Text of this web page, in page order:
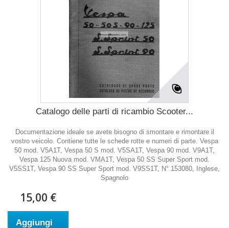
Catalogo delle parti di ricambio Scooter...
Documentazione ideale se avete bisogno di smontare e rimontare il
vostro veicolo. Contiene tutte le schede rotte e numeri di parte. Vespa
50 mod. V5A1T, Vespa 50 S mod. V5SA1T, Vespa 90 mod. V9A1T,
Vespa 125 Nuova mod. VMA1T, Vespa 50 SS Super Sport mod.
V5SS1T, Vespa 90 SS Super Sport mod. V9SS1T, N° 153080, Inglese,
Spagnolo
15,00 €
Aggiungi